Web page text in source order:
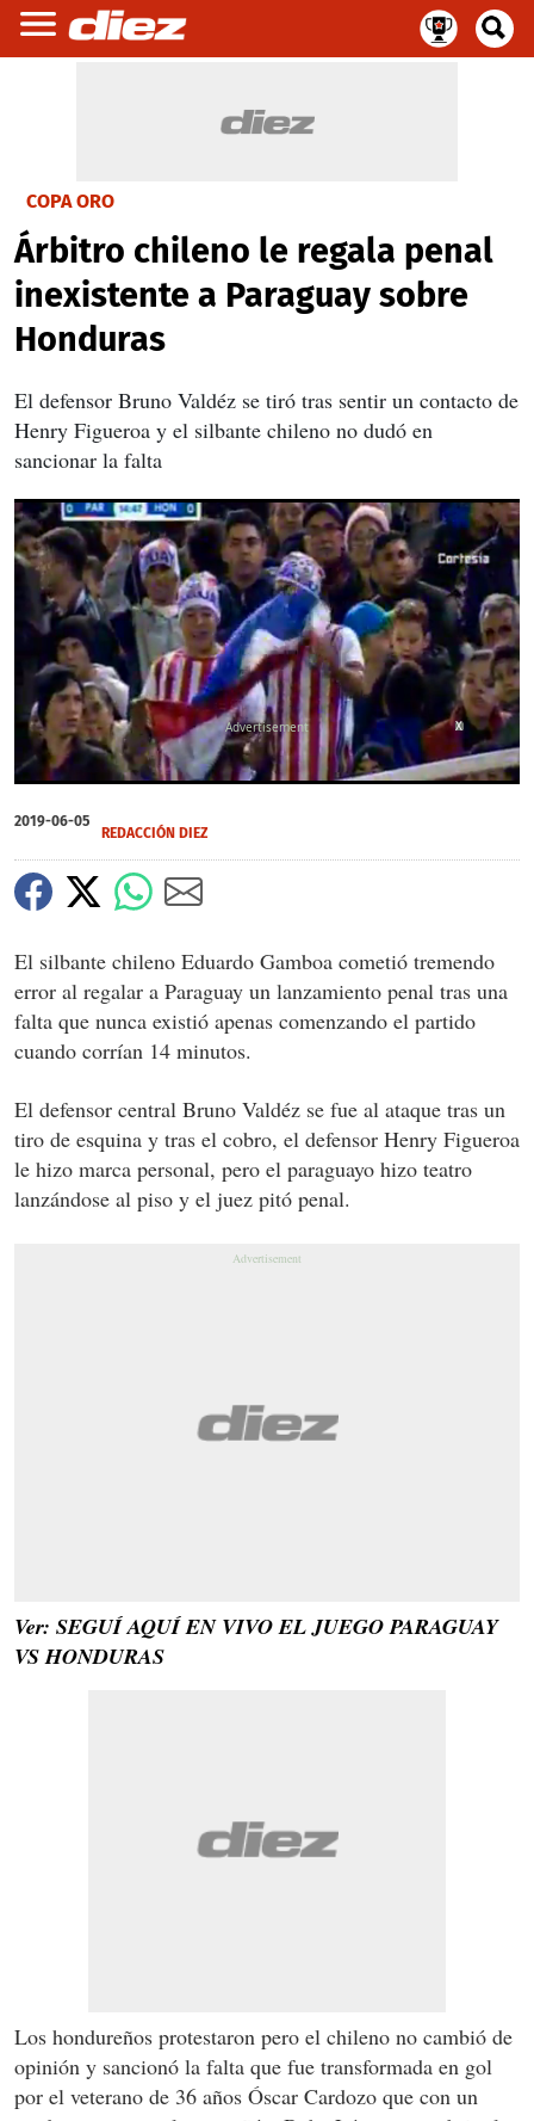
COPA ORO
Árbitro chileno le regala penal
inexistente a Paraguay sobre
Honduras
El defensor Bruno Valdéz se tiró tras sentir un contacto de
Henry Figueroa y el silbante chileno no dudó en
sancionar la falta
seconds
of
minute,
20
seconds
X
2019-06-05
REDACCIÓN DIEZ
El silbante chileno Eduardo Gamboa cometió tremendo
error al regalar a Paraguay un lanzamiento penal tras una
falta que nunca existió apenas comenzando el partido
cuando corrían 14 minutos.
El defensor central Bruno Valdéz se fue al ataque tras un
tiro de esquina y tras el cobro, el defensor Henry Figueroa
le hizo marca personal, pero el paraguayo hizo teatro
lanzándose al piso y el juez pitó penal.
Ver: SEGUÍ AQUÍ EN VIVO EL JUEGO PARAGUAY
VS HONDURAS
Los hondureños protestaron pero el chileno no cambió de
opinión y sancionó la falta que fue transformada en gol
por el veterano de 36 años Óscar Cardozo que con un